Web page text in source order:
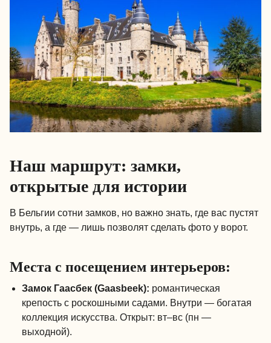
Наш маршрут: замки,
открытые для истории
В Бельгии сотни замков, но важно знать, где вас пустят
внутрь, а где — лишь позволят сделать фото у ворот.
Места с посещением интерьеров:
Замок Гаасбек (Gaasbeek): романтическая
крепость с роскошными садами. Внутри — богатая
коллекция искусства. Открыт: вт–вс (пн —
выходной).